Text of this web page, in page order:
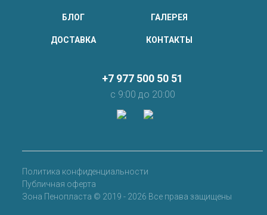
БЛОГ ГАЛЕРЕЯ
ДОСТАВКА КОНТАКТЫ
+7 977 500 50 51
с 9:00 до 20:00
Политика конфиденциальности
Публичная оферта
Зона Пенопласта © 2019 - 2026 Все права защищены